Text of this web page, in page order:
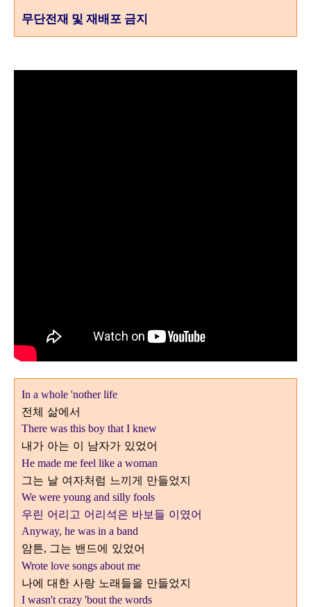
무단전재 및 재배포 금지
In a whole 'nother life
전체 삶에서
There was this boy that I knew
내가 아는 이 남자가 있었어
He made me feel like a woman
그는 날 여자처럼 느끼게 만들었지
We were young and silly fools
우린 어리고 어리석은 바보들 이였어
Anyway, he was in a band
암튼, 그는 밴드에 있었어
Wrote love songs about me
나에 대한 사랑 노래들을 만들었지
I wasn't crazy 'bout the words